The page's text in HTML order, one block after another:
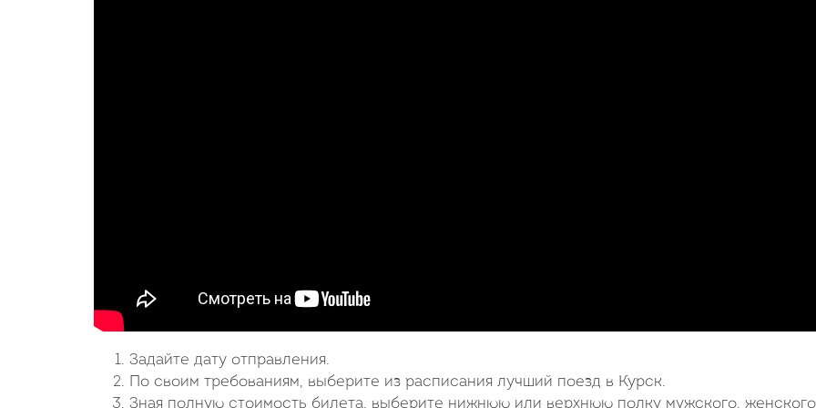
Задайте дату отправления.
По своим требованиям, выберите из расписания лучший поезд в Курск.
Зная полную стоимость билета, выберите нижнюю или верхнюю полку мужского,